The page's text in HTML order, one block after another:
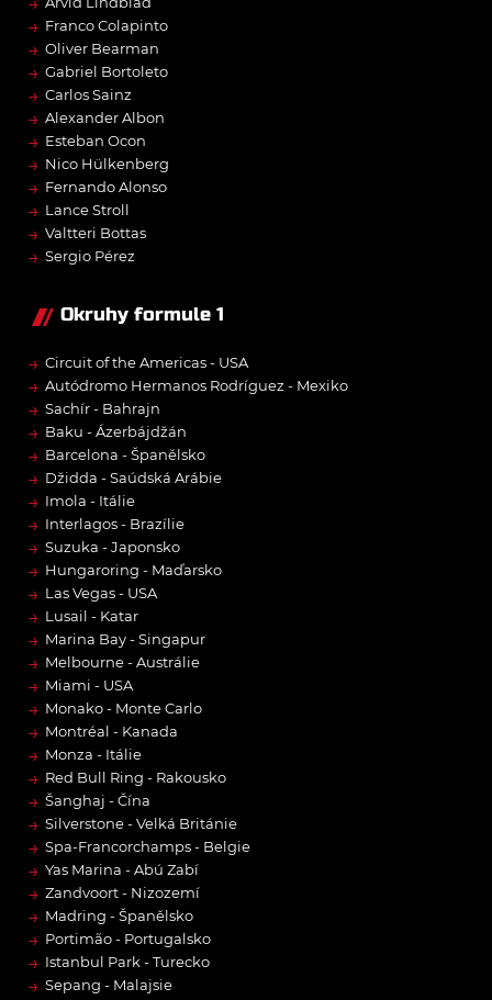
→ Franco Colapinto
→ Oliver Bearman
→ Gabriel Bortoleto
→ Carlos Sainz
→ Alexander Albon
→ Esteban Ocon
→ Nico Hülkenberg
→ Fernando Alonso
→ Lance Stroll
→ Valtteri Bottas
→ Sergio Pérez
Okruhy formule 1
→ Circuit of the Americas - USA
→ Autódromo Hermanos Rodríguez - Mexiko
→ Sachír - Bahrajn
→ Baku - Ázerbájdžán
→ Barcelona - Španělsko
→ Džidda - Saúdská Arábie
→ Imola - Itálie
→ Interlagos - Brazílie
→ Suzuka - Japonsko
→ Hungaroring - Maďarsko
→ Las Vegas - USA
→ Lusail - Katar
→ Marina Bay - Singapur
→ Melbourne - Austrálie
→ Miami - USA
→ Monako - Monte Carlo
→ Montréal - Kanada
→ Monza - Itálie
→ Red Bull Ring - Rakousko
→ Šanghaj - Čína
→ Silverstone - Velká Británie
→ Spa-Francorchamps - Belgie
→ Yas Marina - Abú Zabí
→ Zandvoort - Nizozemí
→ Madring - Španělsko
→ Portimão - Portugalsko
→ Istanbul Park - Turecko
→ Sepang - Malajsie